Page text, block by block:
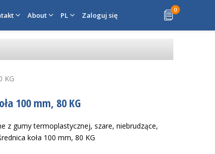
About PL Zaloguj się
0
KG
100 mm, 80 KG
z gumy termoplastycznej, szare, niebrudzące,
koła 100 mm, 80 KG